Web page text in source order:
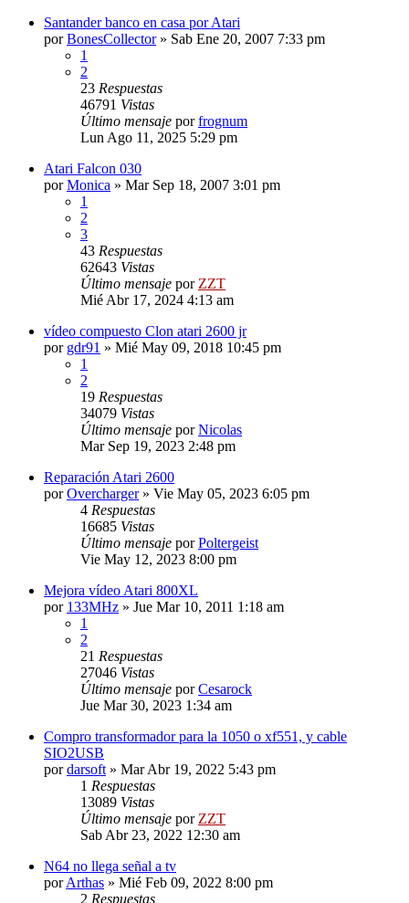
Santander banco en casa por Atari
porBonesCollector» Sab Ene 20, 2007 7:33 pm
1
2
23 Respuestas
46791 Vistas
Último mensaje porfrognum
Lun Ago 11, 2025 5:29 pm
Atari Falcon 030
porMonica » Mar Sep 18, 2007 3:01 pm
1
2
3
43 Respuestas
62643 Vistas
Último mensaje por ZZT
Mié Abr 17, 2024 4:13 am
vídeo compuesto Clon atari 2600 jr
por gdr91 » Mié May 09, 2018 10:45 pm
1
2
19 Respuestas
34079 Vistas
Último mensaje porNicolas
Mar Sep 19, 2023 2:48 pm
Reparación Atari 2600
porOvercharger» Vie May 05, 2023 6:05 pm
4 Respuestas
16685 Vistas
Último mensaje porPoltergeist
Vie May 12, 2023 8:00 pm
Mejora vídeo Atari 800XL
por 133MHz » Jue Mar 10, 2011 1:18 am
1
2
21 Respuestas
27046 Vistas
Último mensaje porCesarock
Jue Mar 30, 2023 1:34 am
Compro transformador para la 1050 o xf551, y cable
SIO2USB
pordarsoft » Mar Abr 19, 2022 5:43 pm
1 Respuestas
13089 Vistas
Último mensaje por ZZT
Sab Abr 23, 2022 12:30 am
N64 no llega señal a tv
porArthas » Mié Feb 09, 2022 8:00 pm
2 Respuestas